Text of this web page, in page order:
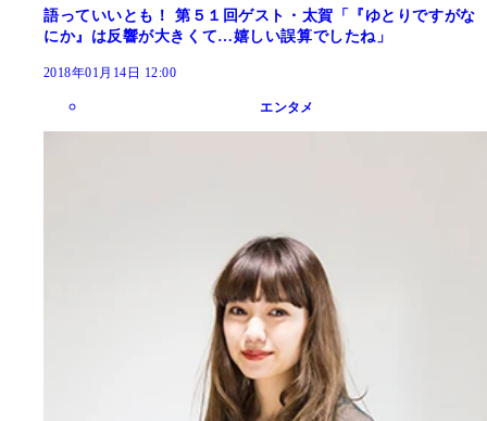
語っていいとも！ 第５１回ゲスト・太賀「『ゆとりですがな
にか』は反響が大きくて…嬉しい誤算でしたね」
2018年01月14日 12:00
エンタメ